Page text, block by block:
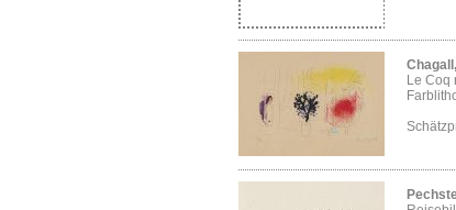
Le Coq